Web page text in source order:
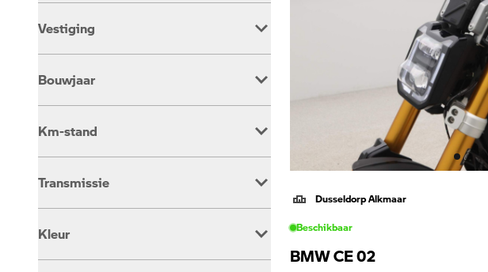
Vestiging
Dusseldorp Barendrecht
102
Dusseldorp Den Haag
128
Bouwjaar
Km-stand
Transmissie
Handgeschakeld
351
Kleur
Dusseldorp Alkmaar
Beschikbaar
BMW CE 02